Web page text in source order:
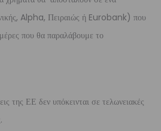
Alpha, Πειραιώς ή Eurobank) που
που θα παραλάβουμε το
της ΕΕ δεν υπόκεινται σε τελωνειακές